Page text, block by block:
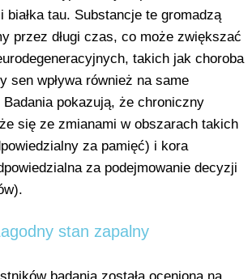
białka tau. Substancje te gromadzą
przez długi czas, co może zwiększać
takich jak choroba
sen wpływa również na same
pokazują, że chroniczny
się ze zmianami w obszarach takich
za pamięć) i kora
za podejmowanie decyzji
stan zapalny